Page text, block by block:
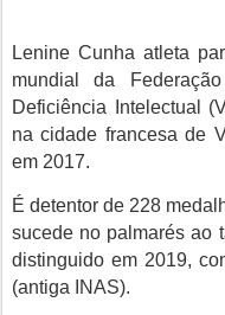
Lenine Cunha atleta
mundial da
Deficiência Intelectual
na cidade francesa de
em 2017.
É detentor de 228
sucede no palmarés ao
distinguido em 2019,
(antiga INAS).